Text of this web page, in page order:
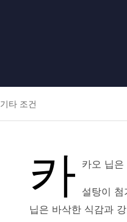
기타 조건
카 카오 닙
설탕이
닙은 바삭한 식감과